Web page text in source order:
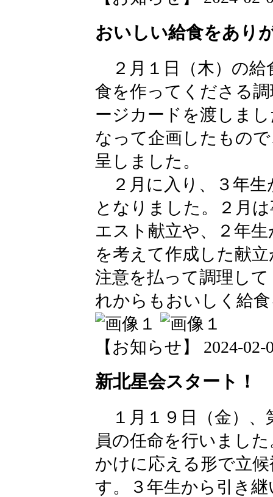
おいしい給食をあり
２月１日（木）の給
食を作ってくださる
ージカードを渡しま
なって企画したもの
呈しました。
２月に入り、３年生
となりました。２月
エスト献立や、２年
を考えて作成した献
注意を払って調理し
れからもおいしく給
【お知らせ】 2024-02-
新北星会スタート！
１月１９日（金）、
員の任命を行いまし
かけに応える形で立
す。３年生から引き